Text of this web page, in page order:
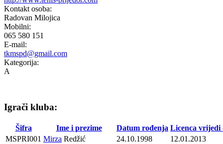
Kontakt osoba:
Radovan Milojica
Mobilni:
065 580 151
E-mail:
tkmspd@gmail.com
Kategorija:
A
Igrači kluba:
Šifra Ime i prezime Datum rođenja Licenca vrijedi
MSPRI001 Mirza Redžić 24.10.1998
12.01.2013